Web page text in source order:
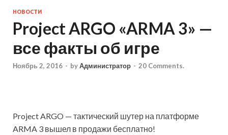
НОВОСТИ
Project ARGO «ARMA 3» —
все факты об игре
Ноябрь 2, 2016 - byАдминистратор - 20 Comments.
Project ARGO — тактический шутер на платформе
ARMA 3 вышел в продажи бесплатно!